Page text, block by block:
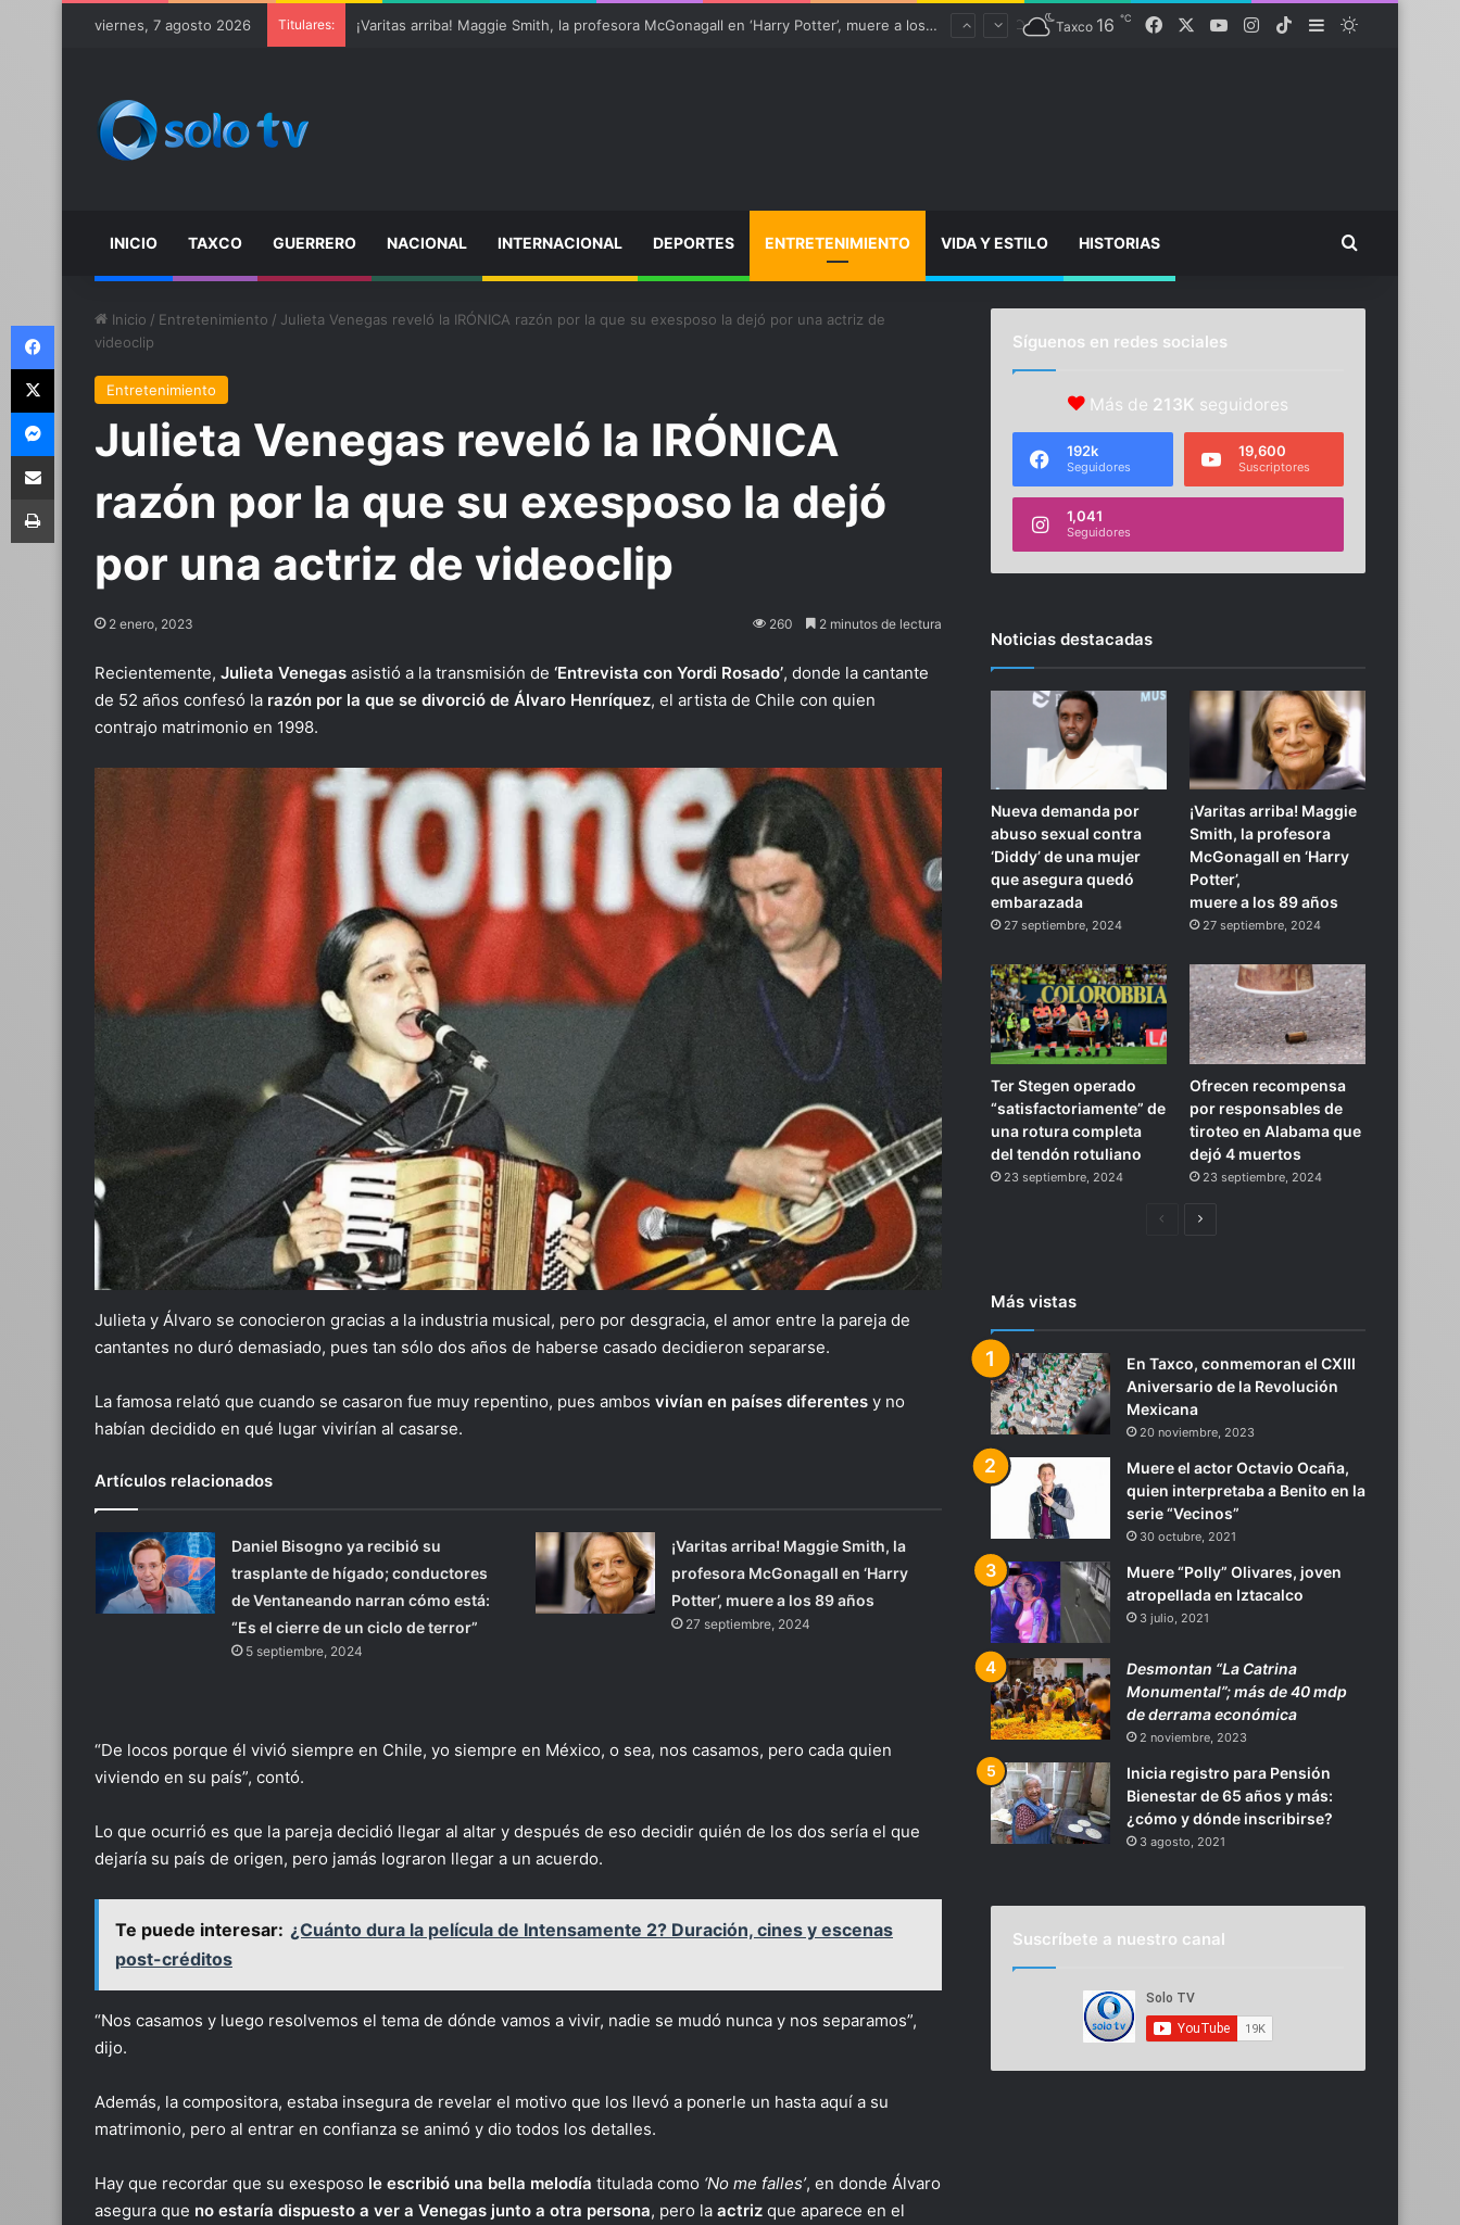
viernes, 7 agosto 2026 Titulares: Ter Stegen operado “satisfactoriamente” de una rotura completa del tendón rotuliano Taxco 16 ℃ FacebookYouTubeInstagram
TikTokSidebarSwitch skin
INICIO TAXCO GUERRERO NACIONAL INTERNACIONAL DEPORTES ENTRETENIMIENTO VIDA Y ESTILO HISTORIAS Buscar...
Inicio / Entretenimiento / Julieta Venegas reveló la IRÓNICA razón por la que su exesposo la dejó por una actriz de
videoclip
Entretenimiento
Julieta Venegas reveló la IRÓNICA
razón por la que su exesposo la dejó
por una actriz de videoclip
2 enero, 2023 260 2 minutos de lectura
Recientemente, Julieta Venegas asistió a la transmisión de ‘Entrevista con Yordi Rosado’, donde la cantante
de 52 años confesó la razón por la que se divorció de Álvaro Henríquez, el artista de Chile con quien
contrajo matrimonio en 1998.
Julieta y Álvaro se conocieron gracias a la industria musical, pero por desgracia, el amor entre la pareja de
cantantes no duró demasiado, pues tan sólo dos años de haberse casado decidieron separarse.
La famosa relató que cuando se casaron fue muy repentino, pues ambos vivían en países diferentes y no
habían decidido en qué lugar vivirían al casarse.
Artículos relacionados
Daniel Bisogno ya recibió su
trasplante de hígado; conductores
de Ventaneando narran cómo está:
“Es el cierre de un ciclo de terror”
5 septiembre, 2024
¡Varitas arriba! Maggie Smith, la
profesora McGonagall en ‘Harry
Potter’, muere a los 89 años
27 septiembre, 2024
“De locos porque él vivió siempre en Chile, yo siempre en México, o sea, nos casamos, pero cada quien
viviendo en su país”, contó.
Lo que ocurrió es que la pareja decidió llegar al altar y después de eso decidir quién de los dos sería el que
dejaría su país de origen, pero jamás lograron llegar a un acuerdo.
Te puede interesar: ¿Cuánto dura la película de Intensamente 2? Duración, cines y escenas
post-créditos
“Nos casamos y luego resolvemos el tema de dónde vamos a vivir, nadie se mudó nunca y nos separamos”,
dijo.
Además, la compositora, estaba insegura de revelar el motivo que los llevó a ponerle un hasta aquí a su
matrimonio, pero al entrar en confianza se animó y dio todos los detalles.
Hay que recordar que su exesposo le escribió una bella melodía titulada como ‘No me falles’, en donde Álvaro
asegura que no estaría dispuesto a ver a Venegas junto a otra persona, pero la actriz que aparece en el
Síguenos en redes sociales
Más de 213K seguidores
192k
Seguidores
19,600
Suscriptores
1,041
Seguidores
Noticias destacadas
Nueva demanda por
abuso sexual contra
‘Diddy’ de una mujer
que asegura quedó
embarazada
27 septiembre, 2024
¡Varitas arriba! Maggie
Smith, la profesora
McGonagall en ‘Harry
Potter’,
muere a los 89 años
27 septiembre, 2024
Ter Stegen operado
“satisfactoriamente” de
una rotura completa
del tendón rotuliano
23 septiembre, 2024
Ofrecen recompensa
por responsables de
tiroteo en Alabama que
dejó 4 muertos
23 septiembre, 2024
PáginaSiguiente
Más vistas
En Taxco, conmemoran el CXIII
Aniversario de la Revolución
Mexicana
20 noviembre, 2023
Muere el actor Octavio Ocaña,
quien interpretaba a Benito en la
serie “Vecinos”
30 octubre, 2021
Muere “Polly” Olivares, joven
atropellada en Iztacalco
3 julio, 2021
Desmontan “La Catrina
Monumental”; más de 40 mdp
de derrama económica
2 noviembre, 2023
Inicia registro para Pensión
Bienestar de 65 años y más:
¿cómo y dónde inscribirse?
3 agosto, 2021
Suscríbete a nuestro canal
Facebook
X
Messenger
Compartir por email
Imprimir